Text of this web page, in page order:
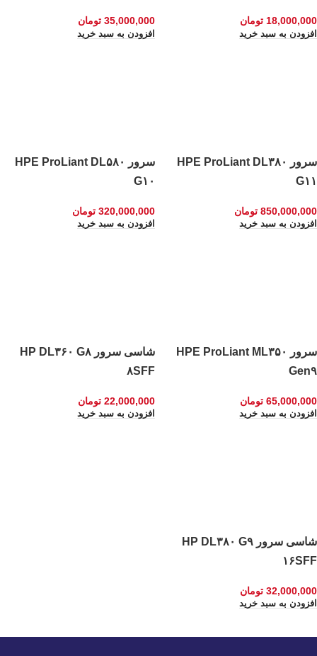
18,000,000 تومان
افزودن به سبد خرید
35,000,000 تومان
افزودن به سبد خرید
سرور HPE ProLiant DL۳۸۰
G۱۱
850,000,000 تومان
افزودن به سبد خرید
سرور HPE ProLiant DL۵۸۰
G۱۰
320,000,000 تومان
افزودن به سبد خرید
سرور HPE ProLiant ML۳۵۰
Gen۹
65,000,000 تومان
افزودن به سبد خرید
شاسی سرور HP DL۳۶۰ G۸
۸SFF
22,000,000 تومان
افزودن به سبد خرید
شاسی سرور HP DL۳۸۰ G۹
۱۶SFF
32,000,000 تومان
افزودن به سبد خرید